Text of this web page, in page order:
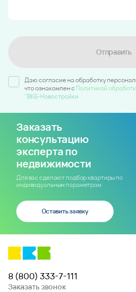
Отправить
Даю согласие на обработку
что ознакомлен c Политикой
"ВКБ-Новостройки
Заказать
консультацию
эксперта по
недвижимости
Для вас сделают подбор квартиры по
индивидуальным параметрам
Оставить заявку
8 (800) 333-7-111
Заказать звонок